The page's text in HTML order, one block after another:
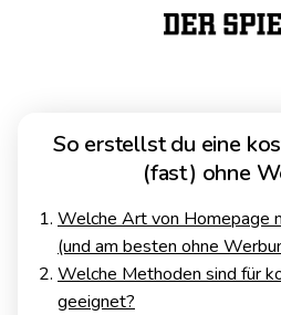
So erstellst du eine
(fast) ohne
Welche Art von Homepage
(und am besten ohne
Welche Methoden sind für
geeignet?